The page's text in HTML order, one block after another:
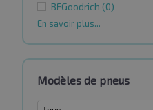
BFGoodrich (0)
En savoir plus...
Modèles de pneus